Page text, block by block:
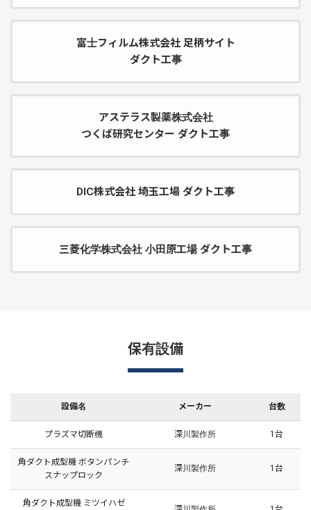
富士フィルム株式会社 足柄サイト
ダクト工事
アステラス製薬株式会社
つくば研究センター ダクト工事
DIC株式会社 埼玉工場 ダクト工事
三菱化学株式会社 小田原工場 ダクト工事
保有設備
設備名 メーカー 台数
プラズマ切断機 深川製作所 1台
角ダクト成型機 ボタンパンチ
スナップロック
深川製作所 1台
角ダクト成型機 ミツイハゼ